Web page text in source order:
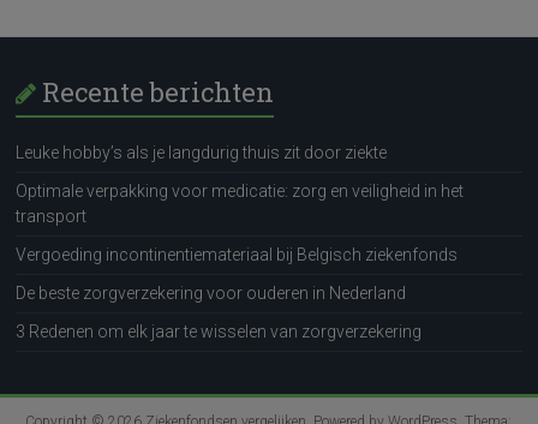
Recente berichten
Leuke hobby’s als je langdurig thuis zit door ziekte
Optimale verpakking voor medicatie: zorg en veiligheid in het
transport
Vergoeding incontinentiemateriaal bij Belgisch ziekenfonds
De beste zorgverzekering voor ouderen in Nederland
3 Redenen om elk jaar te wisselen van zorgverzekering